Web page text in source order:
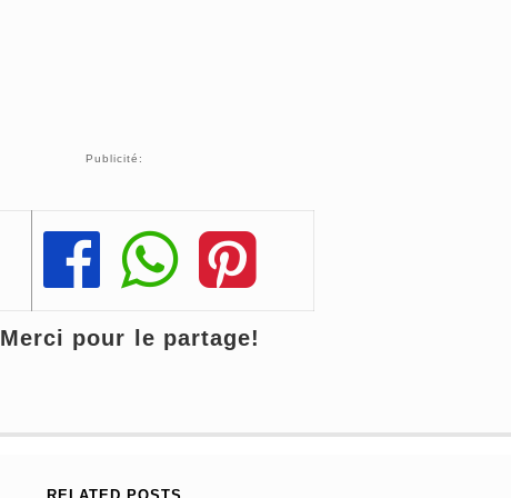
Publicité:
Share
Share
Share
Merci pour le partage!